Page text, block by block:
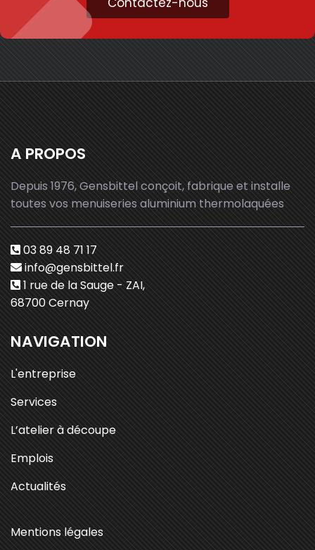
A PROPOS
Depuis 1976, Gensbittel conçoit, fabrique et installe
toutes vos menuiseries aluminium thermolaquées
03 89 48 71 17
info@gensbittel.fr
1 rue de la Sauge - ZAI,
68700 Cernay
NAVIGATION
L'entreprise
Services
L’atelier à découpe
Emplois
Actualités
Mentions légales